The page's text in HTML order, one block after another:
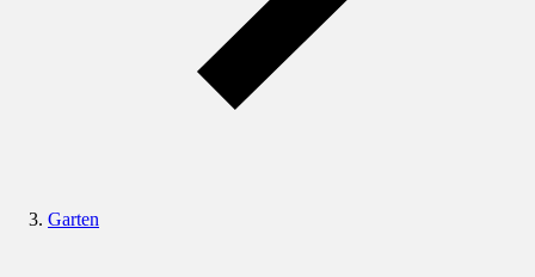
Garten